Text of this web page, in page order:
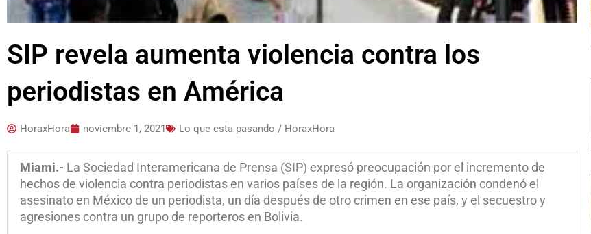
SIP revela aumenta violencia contra los
periodistas en América
HoraxHora noviembre 1, 2021 Lo que esta pasando / HoraxHora
Miami.- La Sociedad Interamericana de Prensa (SIP) expresó preocupación por el incremento de
hechos de violencia contra periodistas en varios países de la región. La organización condenó el
asesinato en México de un periodista, un día después de otro crimen en ese país, y el secuestro y
agresiones contra un grupo de reporteros en Bolivia.